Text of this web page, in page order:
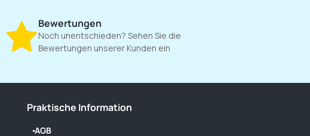
Bewertungen
Noch unentschieden? Sehen Sie die
Bewertungen unserer Kunden ein
Praktische Information
AGB